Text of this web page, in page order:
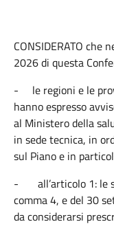
CONSIDERATO che
2026 di questa
- le regioni e le
hanno espresso
al Ministero della
in sede tecnica, in
sul Piano e in
- all’articolo 1: le
comma 4, e del 30
da considerarsi